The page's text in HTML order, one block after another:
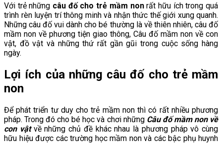
Với trẻ những câu đố cho trẻ mầm nonrất hữu ích trong quá
trình rèn luyện trí thông minh và nhận thức thế giới xung quanh.
Những câu đố vui dành cho bé thường là về thiên nhiên, câu đố
mầm non về phương tiện giao thông, Câu đố mầm non về con
vật, đồ vật và những thứ rất gần gũi trong cuộc sống hàng
ngày.
Lợi ích của những câu đố cho trẻ mầm
non
Để phát triển tư duy cho trẻ mầm non thì có rất nhiều phương
pháp. Trong đó cho bé học và chơi những Câu đố mầm non về
con vậtvề những chủ đề khác nhau là phương pháp vô cùng
hữu hiệu được các trường học mầm non và các bậc phụ huynh